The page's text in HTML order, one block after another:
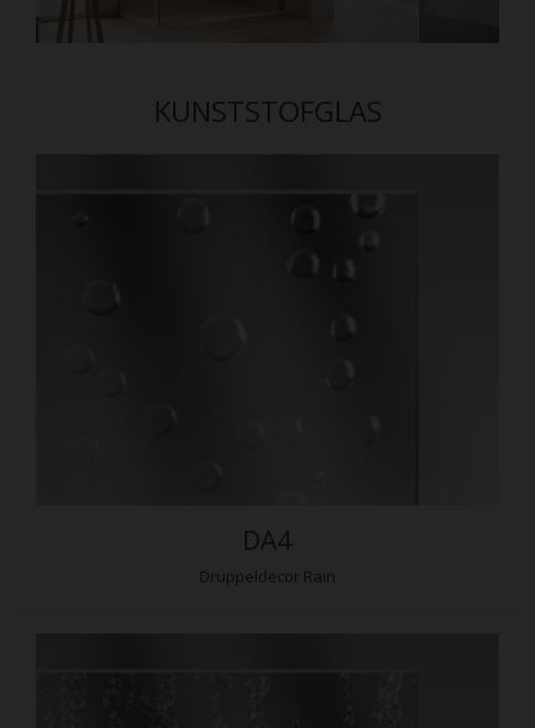
KUNSTSTOFGLAS
DA4
Druppeldecor Rain